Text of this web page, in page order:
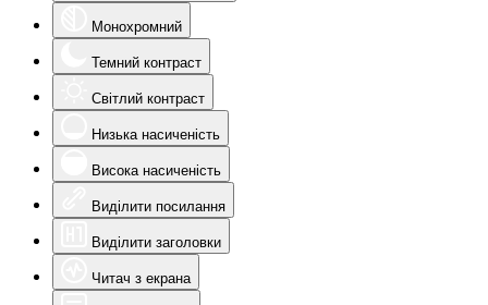
Монохромний
Темний контраст
Світлий контраст
Низька насиченість
Висока насиченість
Виділити посилання
Виділити заголовки
Читач з екрана